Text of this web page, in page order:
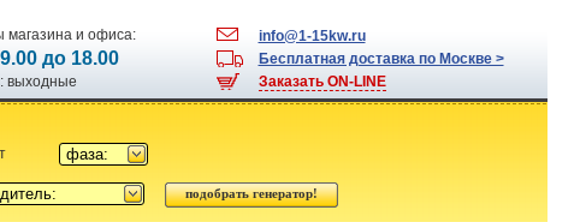
магазина и офиса:
до 18.00
выходные
info@1-15kw.ru
Бесплатная доставка по Москве >
Заказать ON-LINE
фаза: